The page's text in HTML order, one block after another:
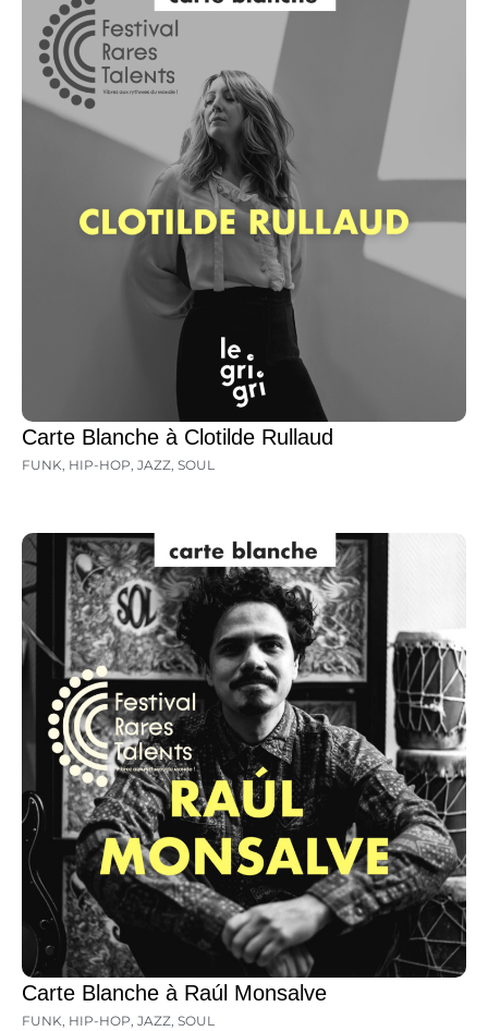
Carte Blanche à Clotilde Rullaud
FUNK, HIP-HOP, JAZZ, SOUL
Carte Blanche à Raúl Monsalve
FUNK, HIP-HOP, JAZZ, SOUL